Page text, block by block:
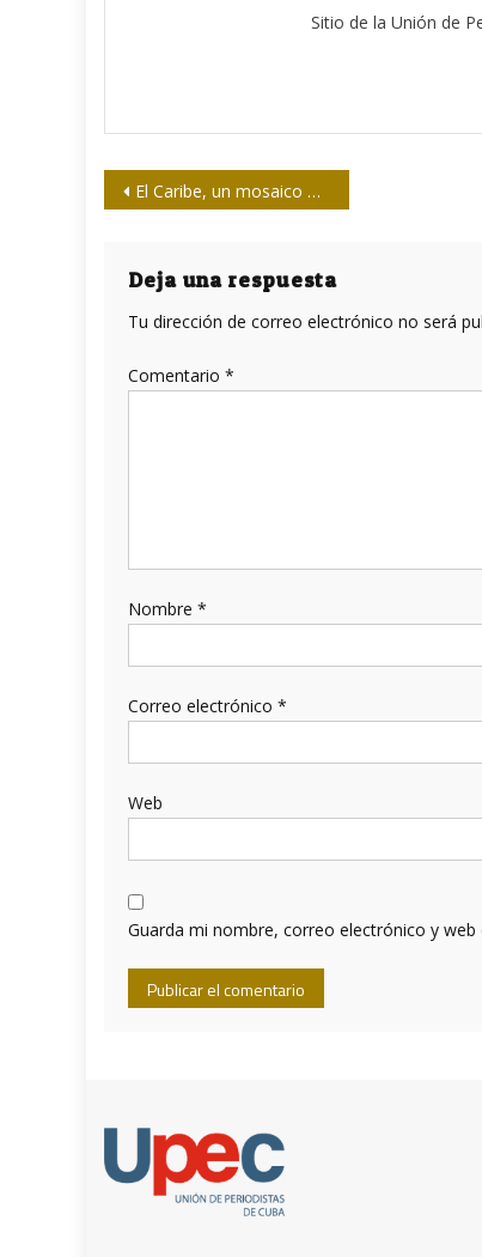
Sitio de la Unión de
Navegación
entradas
El Caribe, un mosaico de culturas, orígenes y ancestros
Deja una respuesta
Tu dirección de correo electrónico no será
Comentario *
Nombre *
Correo electrónico *
Web
Guarda mi nombre, correo electrónico y